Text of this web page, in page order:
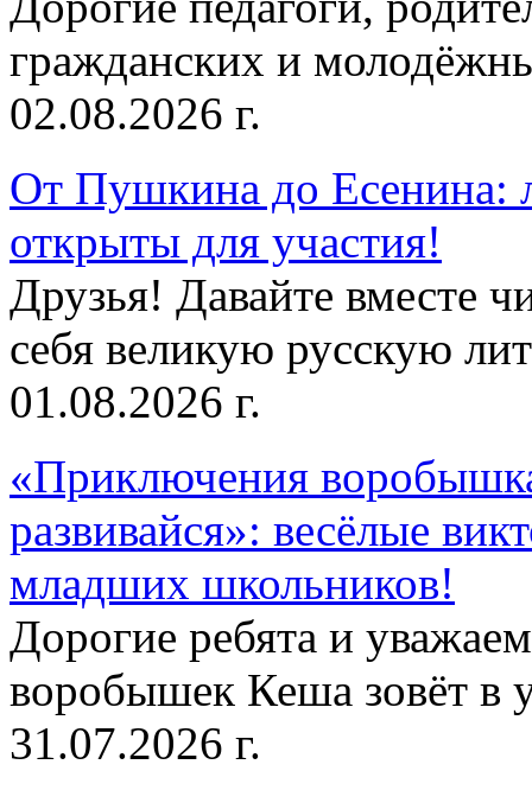
гражданских и
02.08.2026 г.
От Пушкина до Есенина:
открыты для участия!
Друзья! Давайте вместе
себя великую русскую
01.08.2026 г.
«Приключения
развивайся»: весёлые
младших школьников!
Дорогие ребята и
воробышек Кеша зовёт в
31.07.2026 г.